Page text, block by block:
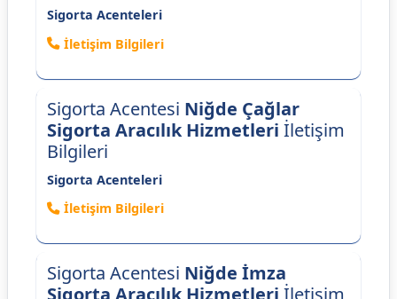
Sigorta Acenteleri
İletişim Bilgileri
Sigorta Acentesi Niğde Çağlar
Sigorta Aracılık Hizmetleri İletişim
Bilgileri
Sigorta Acenteleri
İletişim Bilgileri
Sigorta Acentesi Niğde İmza